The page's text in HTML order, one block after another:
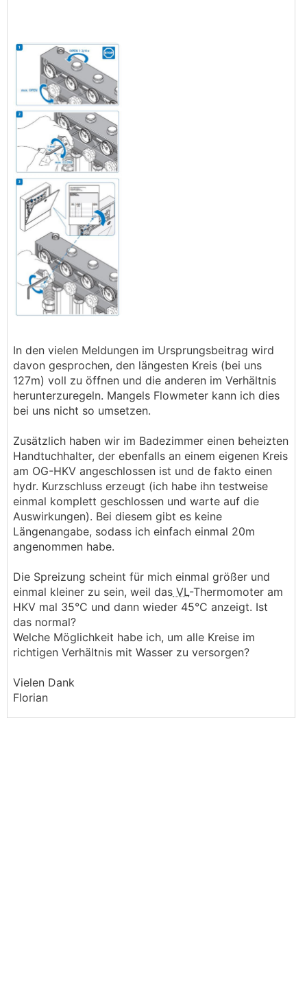
In den vielen Meldungen im Ursprungsbeitrag wird
davon gesprochen, den längesten Kreis (bei uns
127m) voll zu öffnen und die anderen im Verhältnis
herunterzuregeln. Mangels Flowmeter kann ich dies
bei uns nicht so umsetzen.
Zusätzlich haben wir im Badezimmer einen beheizten
Handtuchhalter, der ebenfalls an einem eigenen Kreis
am OG-HKV angeschlossen ist und de fakto einen
hydr. Kurzschluss erzeugt (ich habe ihn testweise
einmal komplett geschlossen und warte auf die
Auswirkungen). Bei diesem gibt es keine
Längenangabe, sodass ich einfach einmal 20m
angenommen habe.
Die Spreizung scheint für mich einmal größer und
einmal kleiner zu sein, weil das VL-Thermomoter am
HKV mal 35°C und dann wieder 45°C anzeigt. Ist
das normal?
Welche Möglichkeit habe ich, um alle Kreise im
richtigen Verhältnis mit Wasser zu versorgen?
Vielen Dank
Florian